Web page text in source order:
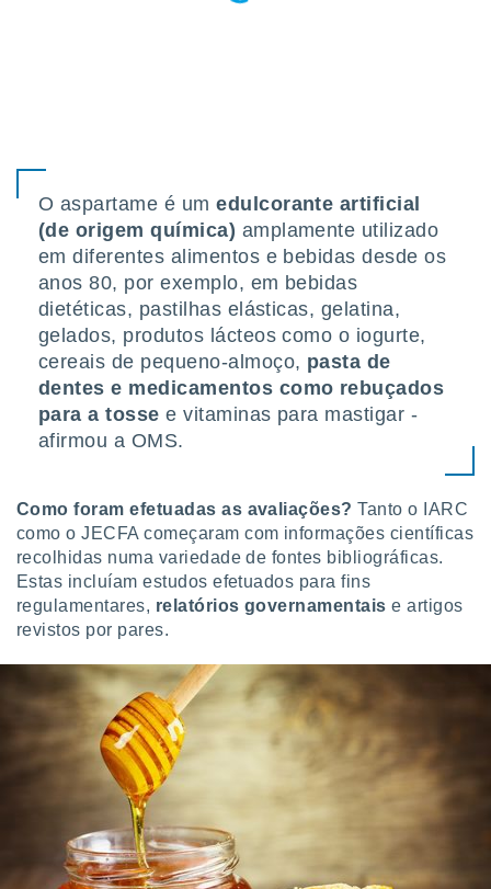
O aspartame é umedulcorante artificial
(de origem química) amplamente utilizado
em diferentes alimentos e bebidas desde os
anos 80, por exemplo, em bebidas
dietéticas, pastilhas elásticas, gelatina,
gelados, produtos lácteos como o iogurte,
cereais de pequeno-almoço, pasta de
dentes e medicamentos como rebuçados
para a tosse e vitaminas para mastigar -
afirmou a OMS.
Como foram efetuadas as avaliações? Tanto o IARC
como o JECFA começaram com informações científicas
recolhidas numa variedade de fontes bibliográficas.
Estas incluíam estudos efetuados para fins
regulamentares, relatórios governamentais e artigos
revistos por pares.